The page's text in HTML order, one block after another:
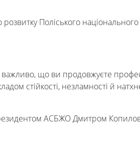
Поліського національного
важливо, що ви продовжуєте
стійкості, незламності й
президентом АСБЖО Дмитром